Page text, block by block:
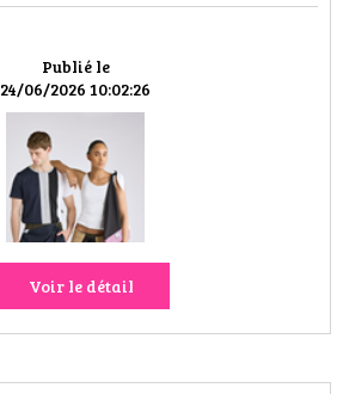
Publié le
24/06/2026 10:02:26
Voir le détail